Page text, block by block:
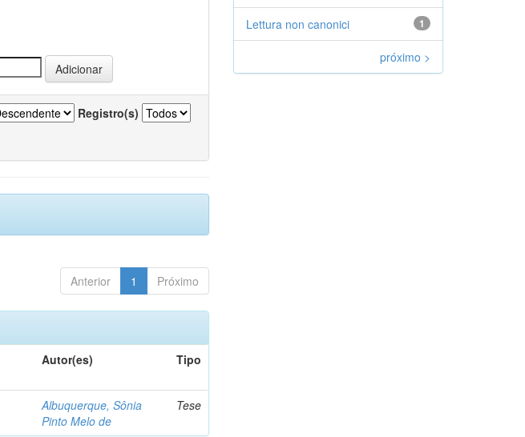
Registro(s)
Anterior 1 Próximo
Autor(es) Tipo
Albuquerque, Sônia
Pinto Melo de
Tese
1
Lettura non canonici
próximo >